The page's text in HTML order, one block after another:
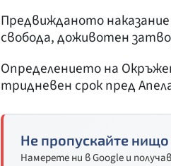
Предвижданото
свобода, доживотен
Определението на
тридневен срок пред
Не пропускайте
Намерете ни в Google и